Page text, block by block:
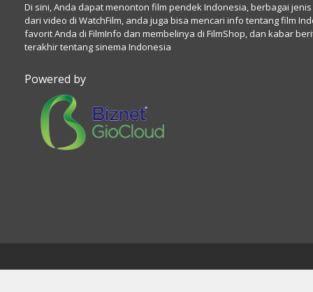
Di sini, Anda dapat menonton film pendek Indonesia, berbagai
dari video di WatchFilm, anda juga bisa mencari info tentang film
favorit Anda di FilmInfo dan membelinya di FilmShop, dan kabar
terakhir tentang sinema Indonesia
Powered by